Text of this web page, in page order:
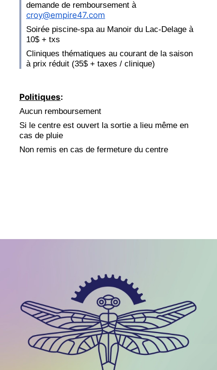
demande de remboursement à
croy@empire47.com
Soirée piscine-spa au Manoir du Lac-Delage à
10$ + txs
Cliniques thématiques au courant de la saison
à prix réduit (35$ + taxes / clinique)
Politiques:
Aucun remboursement
Si le centre est ouvert la sortie a lieu même en
cas de pluie
Non remis en cas de fermeture du centre